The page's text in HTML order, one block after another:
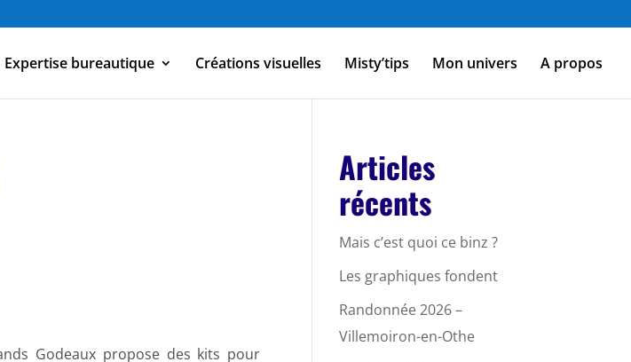
Expertise bureautique Créations visuelles Misty’tips Mon univers A propos
Godeaux propose des kits pour
Articles
récents
Mais c’est quoi ce binz ?
Les graphiques fondent
Randonnée 2026 –
Villemoiron-en-Othe